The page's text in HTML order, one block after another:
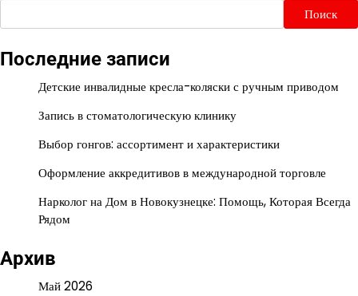
Поиск
Последние записи
Детские инвалидные кресла-коляски с ручным приводом
Запись в стоматологическую клинику
Выбор гонгов: ассортимент и характеристики
Оформление аккредитивов в международной торговле
Нарколог на Дом в Новокузнецке: Помощь, Которая Всегда
Рядом
Архив
Май 2026